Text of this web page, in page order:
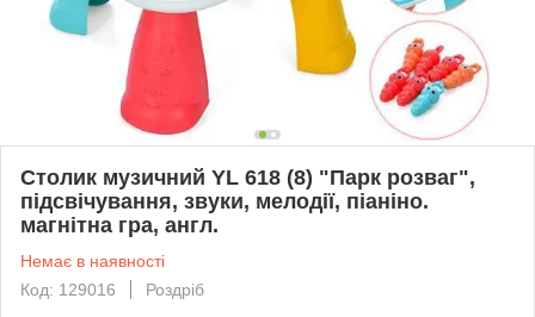
Столик музичний YL 618 (8) "Парк розваг",
підсвічування, звуки, мелодії, піаніно.
магнітна гра, англ.
Немає в наявності
Код: 129016
Роздріб